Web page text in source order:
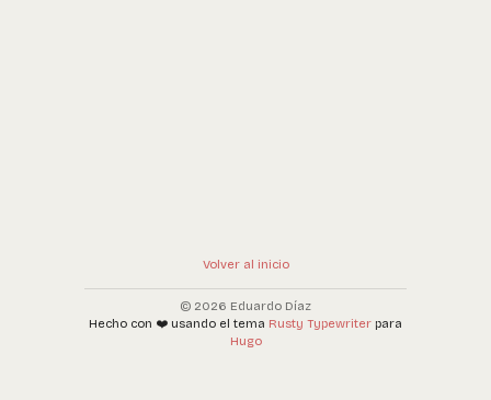
Volver al inicio
© 2026 Eduardo Díaz
Hecho con ❤️ usando el tema Rusty Typewriter para
Hugo